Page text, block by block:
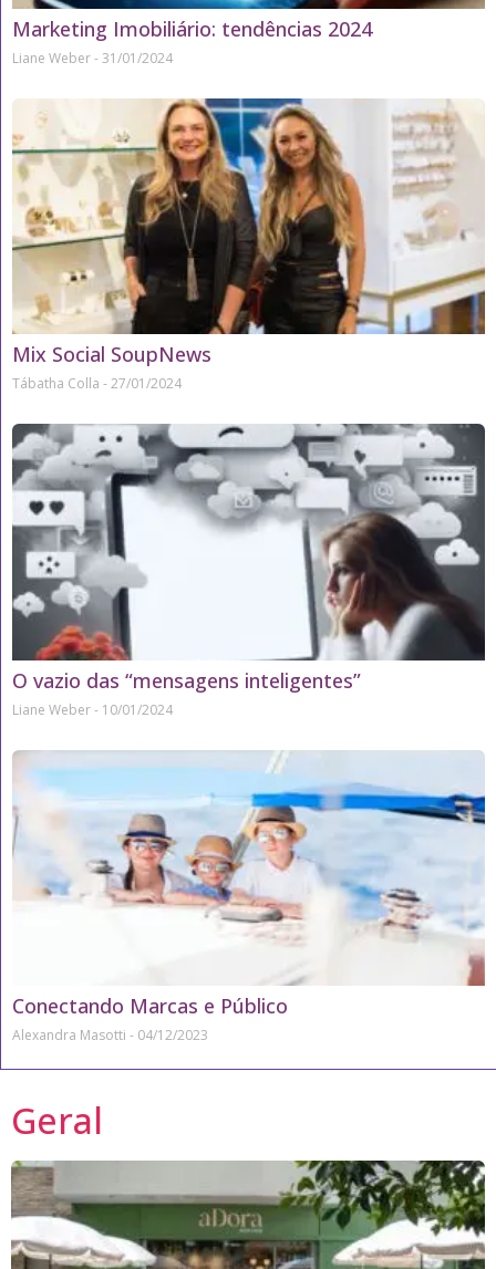
Marketing Imobiliário: tendências 2024
Liane Weber 31/01/2024
Mix Social SoupNews
Tábatha Colla 27/01/2024
O vazio das “mensagens inteligentes”
Liane Weber 10/01/2024
Conectando Marcas e Público
Alexandra Masotti 04/12/2023
Geral